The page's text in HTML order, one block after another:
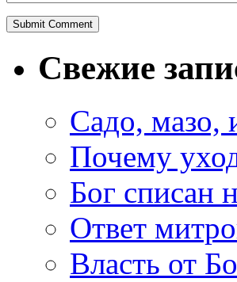
Свежие
Садо, мазо,
Почему
Бог списан
Ответ
Власть от